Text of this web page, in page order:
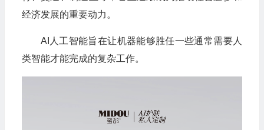
经济发展的重要动力。
AI人工智能旨在让机器能够胜任一些通常需要人
类智能才能完成的复杂工作。